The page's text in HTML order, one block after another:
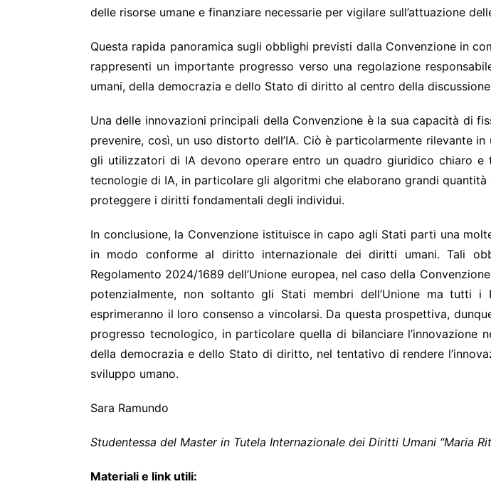
delle risorse umane e finanziare necessarie per vigilare sull’attuazione
Questa rapida panoramica sugli obblighi previsti dalla Convenzione in
rappresenti un importante progresso verso una regolazione
umani, della democrazia e dello Stato di diritto al centro della
Una delle innovazioni principali della Convenzione è la sua capacità di
prevenire, così, un uso distorto dell’IA. Ciò è particolarmente rilevante
gli utilizzatori di IA devono operare entro un quadro giuridico chiaro e
tecnologie di IA, in particolare gli algoritmi che elaborano grandi
proteggere i diritti fondamentali degli individui.
In conclusione, la Convenzione istituisce in capo agli Stati parti una
in modo conforme al diritto internazionale dei diritti umani. Tali
Regolamento 2024/1689 dell’Unione europea, nel caso della
potenzialmente, non soltanto gli Stati membri dell’Unione ma tutti
esprimeranno il loro consenso a vincolarsi. Da questa prospettiva,
progresso tecnologico, in particolare quella di bilanciare
della democrazia e dello Stato di diritto, nel tentativo di rendere
sviluppo umano.
Sara Ramundo
Studentessa del Master in Tutela Internazionale dei Diritti Umani “Maria
Materiali e link utili: